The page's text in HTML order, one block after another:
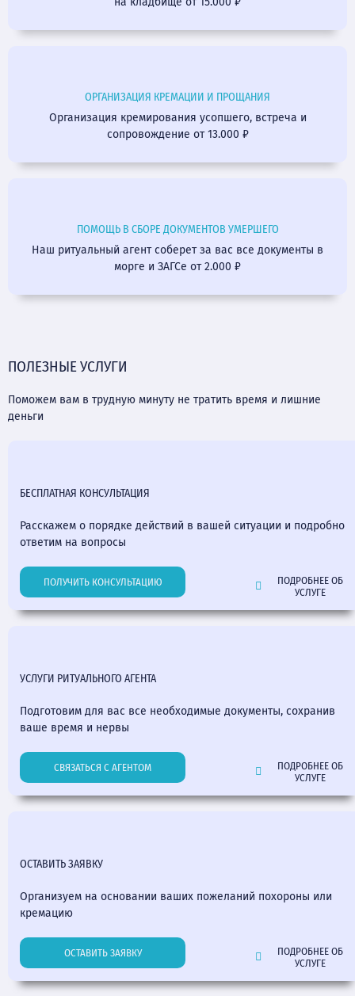
ОРГАНИЗАЦИЯ КРЕМАЦИИ И ПРОЩАНИЯ
Организация кремирования усопшего, встреча и
сопровождение от 13.000 ₽
ПОМОЩЬ В СБОРЕ ДОКУМЕНТОВ УМЕРШЕГО
Наш ритуальный агент соберет за вас все документы в
морге и ЗАГСе от 2.000 ₽
ПОЛЕЗНЫЕ УСЛУГИ
Поможем вам в трудную минуту не тратить время и лишние
деньги
БЕСПЛАТНАЯ КОНСУЛЬТАЦИЯ
Расскажем о порядке действий в вашей ситуации и подробно
ответим на вопросы
ПОЛУЧИТЬ КОНСУЛЬТАЦИЮ
ПОДРОБНЕЕ ОБ
УСЛУГЕ
УСЛУГИ РИТУАЛЬНОГО АГЕНТА
Подготовим для вас все необходимые документы, сохранив
ваше время и нервы
СВЯЗАТЬСЯ С АГЕНТОМ
ПОДРОБНЕЕ ОБ
УСЛУГЕ
ОСТАВИТЬ ЗАЯВКУ
Организуем на основании ваших пожеланий похороны или
кремацию
ОСТАВИТЬ ЗАЯВКУ
ПОДРОБНЕЕ ОБ
УСЛУГЕ